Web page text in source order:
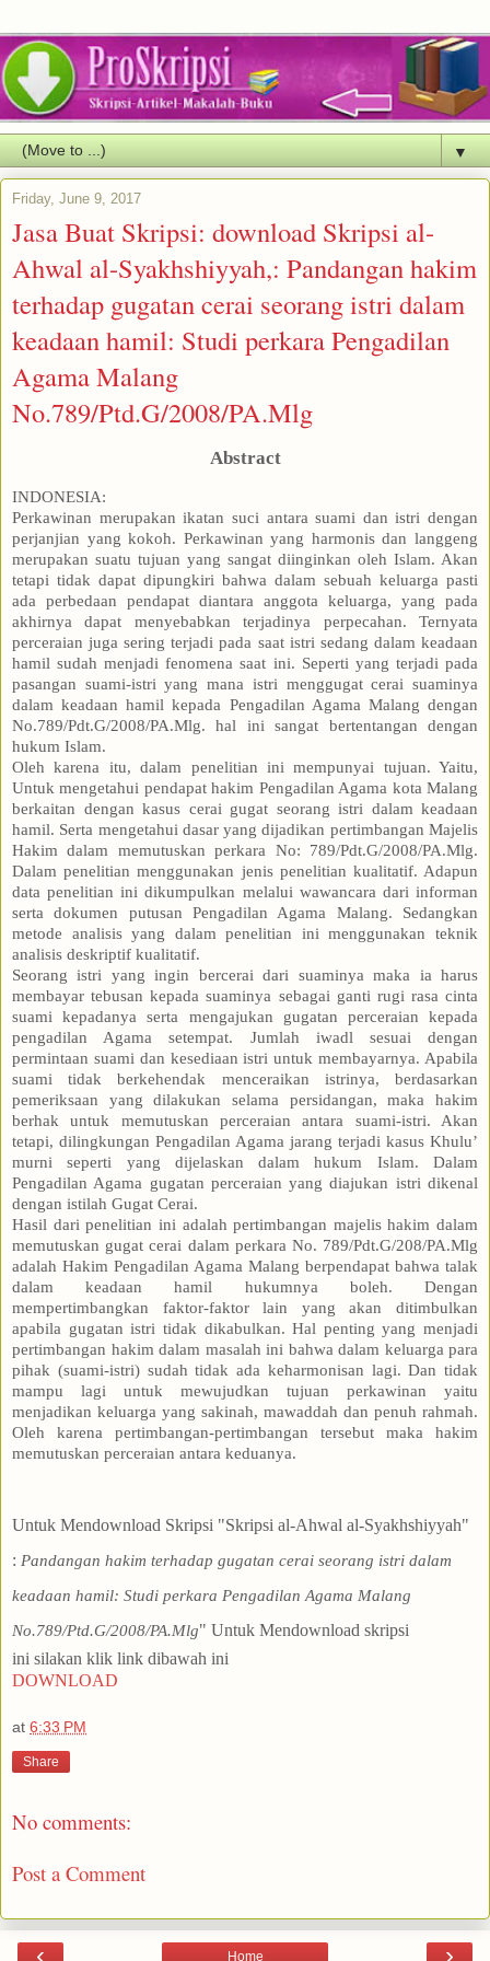
▼
Friday, June 9, 2017
Jasa Buat Skripsi: download Skripsi al-
Ahwal al-Syakhshiyyah,: Pandangan hakim
terhadap gugatan cerai seorang istri dalam
keadaan hamil: Studi perkara Pengadilan
Agama Malang
No.789/Ptd.G/2008/PA.Mlg
Abstract
INDONESIA:
Perkawinan merupakan ikatan suci antara suami dan istri dengan
perjanjian yang kokoh. Perkawinan yang harmonis dan langgeng
merupakan suatu tujuan yang sangat diinginkan oleh Islam. Akan
tetapi tidak dapat dipungkiri bahwa dalam sebuah keluarga pasti
ada perbedaan pendapat diantara anggota keluarga, yang pada
akhirnya dapat menyebabkan terjadinya perpecahan. Ternyata
perceraian juga sering terjadi pada saat istri sedang dalam keadaan
hamil sudah menjadi fenomena saat ini. Seperti yang terjadi pada
pasangan suami-istri yang mana istri menggugat cerai suaminya
dalam keadaan hamil kepada Pengadilan Agama Malang dengan
No.789/Pdt.G/2008/PA.Mlg. hal ini sangat bertentangan dengan
hukum Islam.
Oleh karena itu, dalam penelitian ini mempunyai tujuan. Yaitu,
Untuk mengetahui pendapat hakim Pengadilan Agama kota Malang
berkaitan dengan kasus cerai gugat seorang istri dalam keadaan
hamil. Serta mengetahui dasar yang dijadikan pertimbangan Majelis
Hakim dalam memutuskan perkara No: 789/Pdt.G/2008/PA.Mlg.
Dalam penelitian menggunakan jenis penelitian kualitatif. Adapun
data penelitian ini dikumpulkan melalui wawancara dari informan
serta dokumen putusan Pengadilan Agama Malang. Sedangkan
metode analisis yang dalam penelitian ini menggunakan teknik
analisis deskriptif kualitatif.
Seorang istri yang ingin bercerai dari suaminya maka ia harus
membayar tebusan kepada suaminya sebagai ganti rugi rasa cinta
suami kepadanya serta mengajukan gugatan perceraian kepada
pengadilan Agama setempat. Jumlah iwadl sesuai dengan
permintaan suami dan kesediaan istri untuk membayarnya. Apabila
suami tidak berkehendak menceraikan istrinya, berdasarkan
pemeriksaan yang dilakukan selama persidangan, maka hakim
berhak untuk memutuskan perceraian antara suami-istri. Akan
tetapi, dilingkungan Pengadilan Agama jarang terjadi kasus Khulu’
murni seperti yang dijelaskan dalam hukum Islam. Dalam
Pengadilan Agama gugatan perceraian yang diajukan istri dikenal
dengan istilah Gugat Cerai.
Hasil dari penelitian ini adalah pertimbangan majelis hakim dalam
memutuskan gugat cerai dalam perkara No. 789/Pdt.G/208/PA.Mlg
adalah Hakim Pengadilan Agama Malang berpendapat bahwa talak
dalam keadaan hamil hukumnya boleh. Dengan
mempertimbangkan faktor-faktor lain yang akan ditimbulkan
apabila gugatan istri tidak dikabulkan. Hal penting yang menjadi
pertimbangan hakim dalam masalah ini bahwa dalam keluarga para
pihak (suami-istri) sudah tidak ada keharmonisan lagi. Dan tidak
mampu lagi untuk mewujudkan tujuan perkawinan yaitu
menjadikan keluarga yang sakinah, mawaddah dan penuh rahmah.
Oleh karena pertimbangan-pertimbangan tersebut maka hakim
memutuskan perceraian antara keduanya.
Untuk Mendownload Skripsi "Skripsi al-Ahwal al-Syakhshiyyah"
: Pandangan hakim terhadap gugatan cerai seorang istri dalam
keadaan hamil: Studi perkara Pengadilan Agama Malang
No.789/Ptd.G/2008/PA.Mlg" Untuk Mendownload skripsi
ini silakan klik link dibawah ini
DOWNLOAD
at 6:33 PM
Share
No comments:
Post a Comment
‹ ›
Home